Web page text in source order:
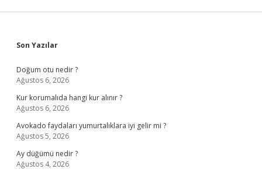
Sidebar
Son Yazılar
Doğum otu nedir ?
Ağustos 6, 2026
Kur korumalıda hangi kur alınır ?
Ağustos 6, 2026
Avokado faydaları yumurtalıklara iyi gelir mi ?
Ağustos 5, 2026
Ay düğümü nedir ?
Ağustos 4, 2026